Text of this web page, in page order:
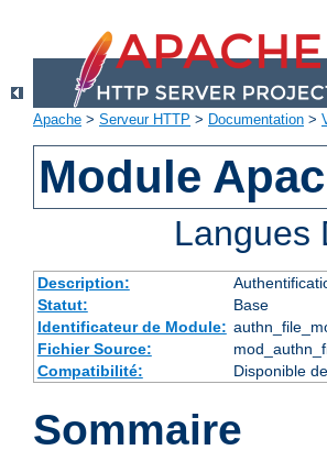
Apache > Serveur HTTP > Documentation >
Module
Langues
Description:
Statut:
Base
Identificateur de Module:
Fichier Source:
Compatibilité:
Disponible
Sommaire